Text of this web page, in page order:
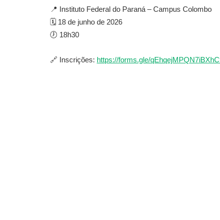
📍 Instituto Federal do Paraná – Campus Colombo
🗓️ 18 de junho de 2026
🕖 18h30
🔗 Inscrições: https://forms.gle/